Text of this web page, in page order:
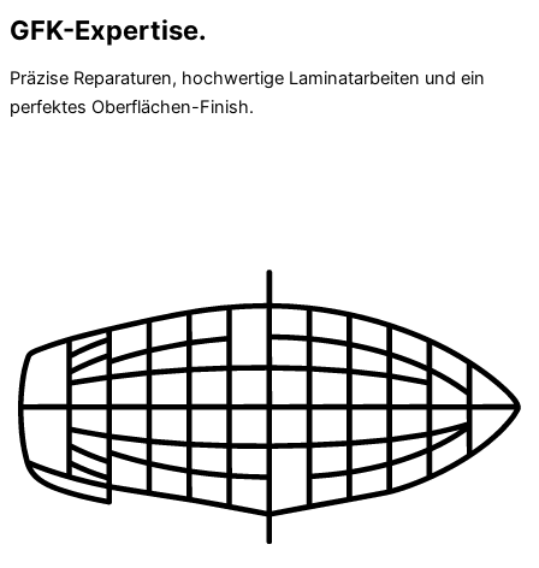
GFK-Expertise.
Präzise Reparaturen, hochwertige Laminatarbeiten und ein
perfektes Oberflächen-Finish.